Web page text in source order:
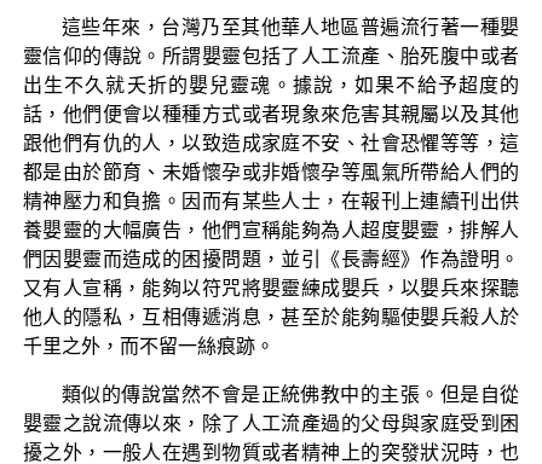
這些年來，台灣乃至其他華人地區普遍流行著一種嬰
靈信仰的傳說。所謂嬰靈包括了人工流產、胎死腹中或者
出生不久就夭折的嬰兒靈魂。據說，如果不給予超度的
話，他們便會以種種方式或者現象來危害其親屬以及其他
跟他們有仇的人，以致造成家庭不安、社會恐懼等等，這
都是由於節育、未婚懷孕或非婚懷孕等風氣所帶給人們的
精神壓力和負擔。因而有某些人士，在報刊上連續刊出供
養嬰靈的大幅廣告，他們宣稱能夠為人超度嬰靈，排解人
們因嬰靈而造成的困擾問題，並引《長壽經》作為證明。
又有人宣稱，能夠以符咒將嬰靈練成嬰兵，以嬰兵來探聽
他人的隱私，互相傳遞消息，甚至於能夠驅使嬰兵殺人於
千里之外，而不留一絲痕跡。
類似的傳說當然不會是正統佛教中的主張。但是自從
嬰靈之說流傳以來，除了人工流產過的父母與家庭受到困
擾之外，一般人在遇到物質或者精神上的突發狀況時，也